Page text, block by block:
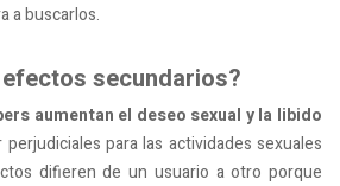
a buscarlos.
secundarios?
aumentan el deseo sexual y la libido
para las actividades sexuales
difieren de un usuario a otro porque